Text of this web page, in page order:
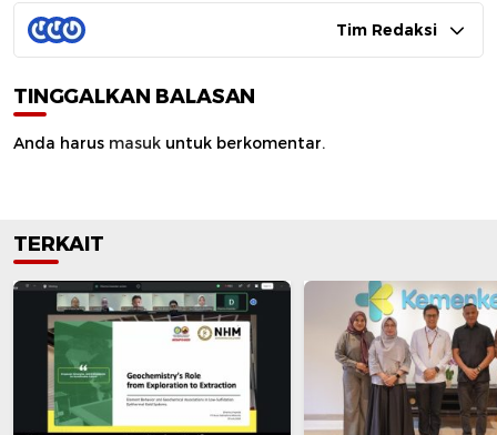
Tim Redaksi
TINGGALKAN BALASAN
Anda harus masuk untuk berkomentar.
TERKAIT